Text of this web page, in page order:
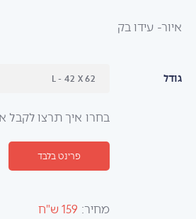
איור- עידו בק
גודל
בחרו איך תרצו לקבל
פרינט בלבד
מחיר: 159 ש"ח